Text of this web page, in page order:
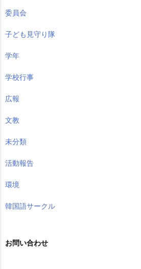
委員会
子ども見守り隊
学年
学校行事
広報
文教
未分類
活動報告
環境
韓国語サークル
お問い合わせ